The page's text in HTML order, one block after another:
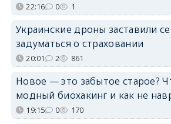
22:16 0 1
Украинские дроны заставили
задуматься о страховании
20:01 2 861
Новое — это забытое старое?
модный биохакинг и как не
19:15 0 170